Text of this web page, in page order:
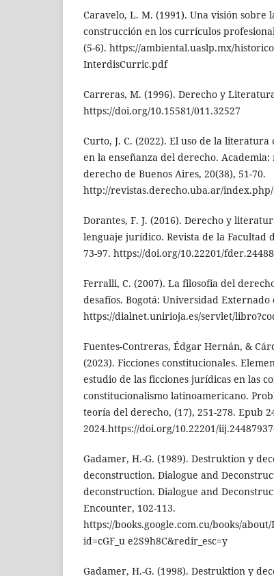
Caravelo, L. M. (1991). Una visión
construcción en los currículos
(5-6). https://ambiental.uaslp.mx/
InterdisCurric.pdf
Carreras, M. (1996). Derecho y
https://doi.org/10.15581/011.32527
Curto, J. C. (2022). El uso de la
en la enseñanza del derecho.
derecho de Buenos Aires, 20(38), 51-70.
http://revistas.derecho.uba.ar/
Dorantes, F. J. (2016). Derecho y
lenguaje jurídico. Revista de la Facultad
73-97. https://doi.org/10.22201/
Ferralli, C. (2007). La filosofía del
desafíos. Bogotá: Universidad Externado
https://dialnet.unirioja.es/servlet/
Fuentes-Contreras, Édgar Hernán, &
(2023). Ficciones constitucionales.
estudio de las ficciones jurídicas en las
constitucionalismo latinoamericano.
teoría del derecho, (17), 251-278. Epub
2024.https://doi.org/10.22201/
Gadamer, H.-G. (1989). Destruktion y
deconstruction. Dialogue and
deconstruction. Dialogue and
Encounter, 102-113.
https://books.google.com.cu/books/
id=cGF_u e2S9h8C&redir_esc=y
Gadamer, H.-G. (1998). Destruktion y